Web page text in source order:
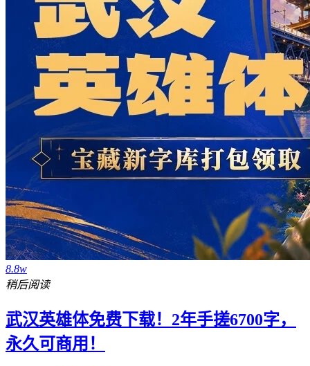
8.8w
稍后阅读
武汉英雄体免费下载！2年手搓6700字，
永久可商用！